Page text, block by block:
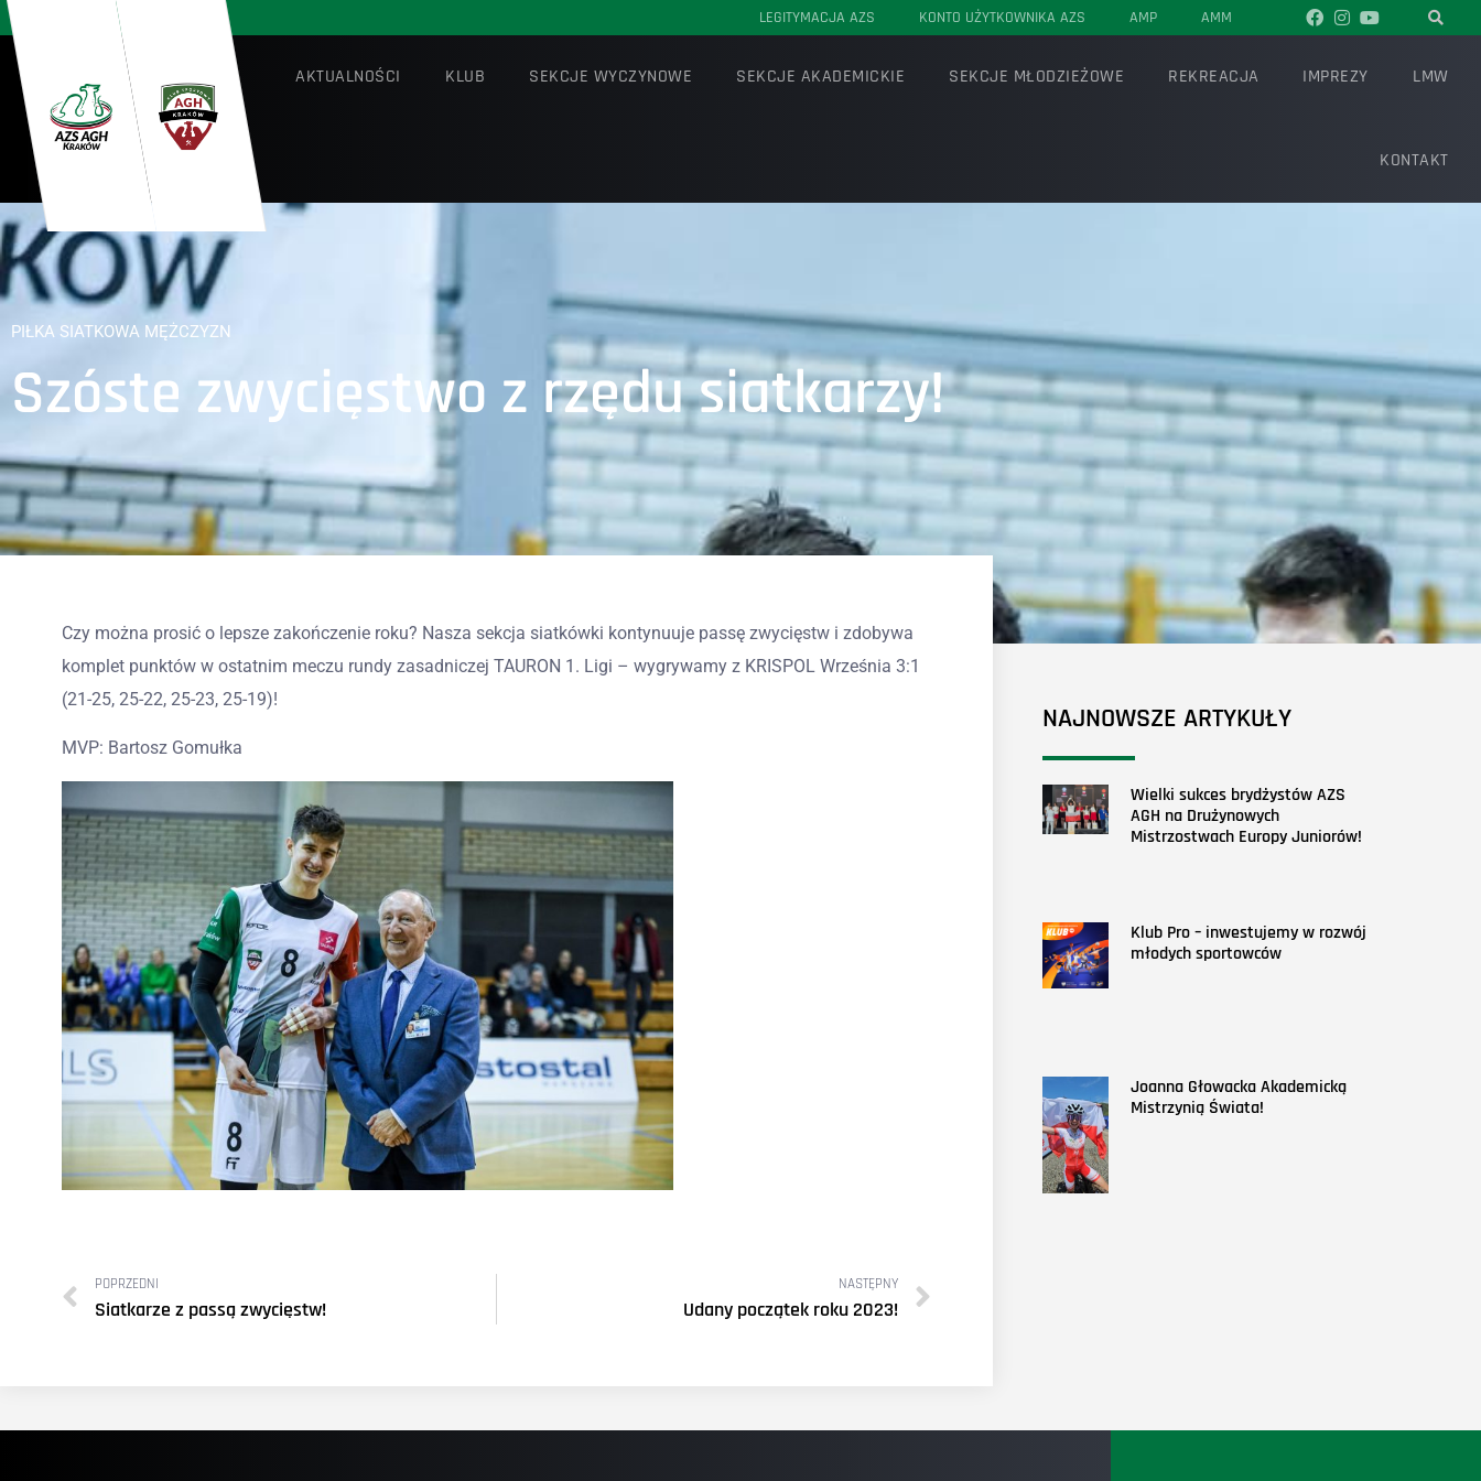
LEGITYMACJA AZS KONTO UŻYTKOWNIKA AZS AMP AMM
AKTUALNOŚCI KLUB SEKCJE WYCZYNOWE SEKCJE AKADEMICKIE SEKCJE MŁODZIEŻOWE REKREACJA IMPREZY LMW
KONTAKT
PIŁKA SIATKOWA MĘŻCZYZN
Szóste zwycięstwo z rzędu siatkarzy!
Czy można prosić o lepsze zakończenie roku? Nasza sekcja siatkówki kontynuuje passę zwycięstw i zdobywa
komplet punktów w ostatnim meczu rundy zasadniczej TAURON 1. Ligi – wygrywamy z KRISPOL Września 3:1
(21-25, 25-22, 25-23, 25-19)!
MVP: Bartosz Gomułka
POPRZEDNI
Siatkarze z passą zwycięstw!
NASTĘPNY
Udany początek roku 2023!
NAJNOWSZE ARTYKUŁY
Wielki sukces brydżystów AZS
AGH na Drużynowych
Mistrzostwach Europy Juniorów!
Klub Pro – inwestujemy w rozwój
młodych sportowców
Joanna Głowacka Akademicką
Mistrzynią Świata!